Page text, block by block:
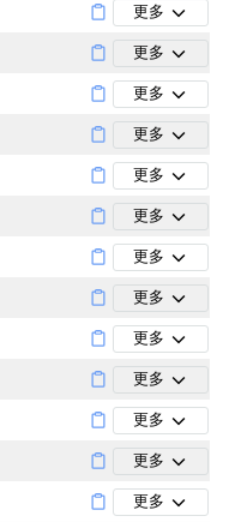
更多
更多
更多
更多
更多
更多
更多
更多
更多
更多
更多
更多
更多